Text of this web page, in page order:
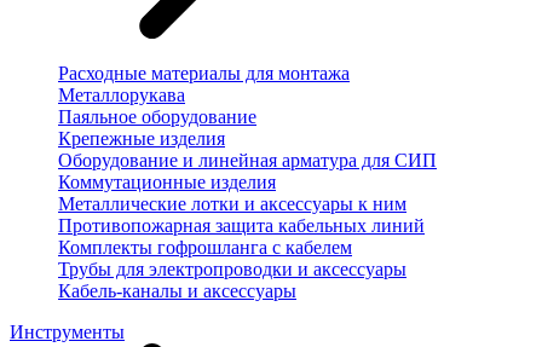
Расходные материалы для монтажа
Металлорукава
Паяльное оборудование
Крепежные изделия
Оборудование и линейная арматура для СИП
Коммутационные изделия
Металлические лотки и аксессуары к ним
Противопожарная защита кабельных линий
Комплекты гофрошланга с кабелем
Трубы для электропроводки и аксессуары
Кабель-каналы и аксессуары
Инструменты